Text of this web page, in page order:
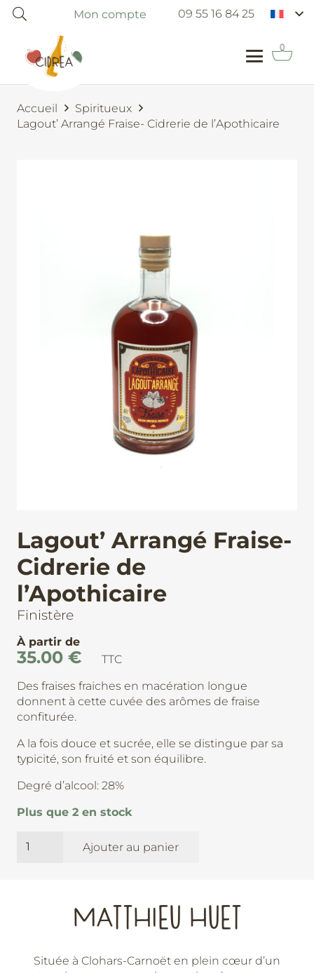
Mon compte 09 55 16 84 25
Accueil
Spiritueux
Lagout’ Arrangé Fraise- Cidrerie de l’Apothicaire
Lagout’ Arrangé Fraise-
Cidrerie de
l’Apothicaire
Finistère
À partir de
35.00 €
TTC
Des fraises fraiches en macération longue
donnent à cette cuvée des arômes de fraise
confiturée.
A la fois douce et sucrée, elle se distingue par sa
typicité, son fruité et son équilibre.
Degré d’alcool: 28%
Plus que 2 en stock
de
Ajouter au panier
MATTHIEU HUET
Située à Clohars-Carnoët en plein cœur d’un